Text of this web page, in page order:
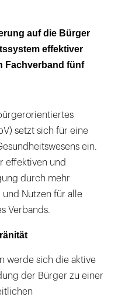
auf die Bürger
effektiver
Fachverband fünf
setzt sich für eine
ein.
effektiven und
durch mehr
Nutzen für alle
Verbands.
werde sich die aktive
der Bürger zu einer